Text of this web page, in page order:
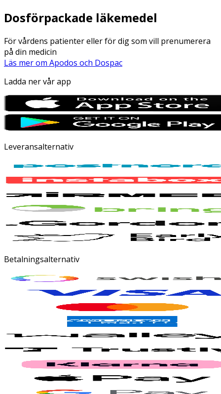
Dosförpackade läkemedel
För vårdens patienter eller för dig som vill prenumerera
på din medicin
Läs mer om Apodos och Dospac
Ladda ner vår app
Leveransalternativ
Betalningsalternativ